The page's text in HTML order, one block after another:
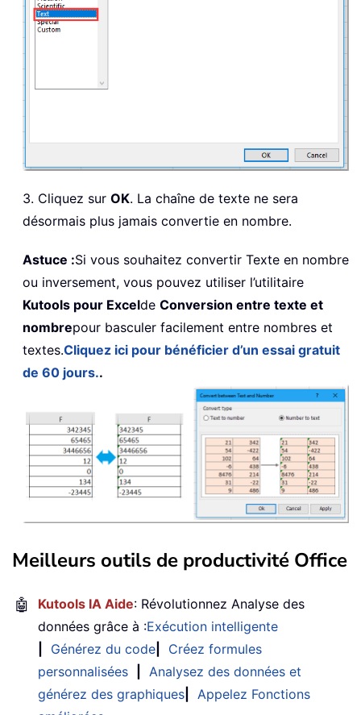
3. Cliquez sur OK. La chaîne de texte ne sera
désormais plus jamais convertie en nombre.
Astuce :Si vous souhaitez convertir Texte en nombre
ou inversement, vous pouvez utiliser l’utilitaire
Kutools pour Excelde Conversion entre texte et
nombrepour basculer facilement entre nombres et
textes.Cliquez ici pour bénéficier d’un essai gratuit
de 60 jours..
Meilleurs outils de productivité Office
🤖 Kutools IA Aide: Révolutionnez Analyse des
données grâce à :Exécution intelligente
Générez du code
Créez formules
personnalisées
Analysez des données et
générez des graphiques
Appelez Fonctions